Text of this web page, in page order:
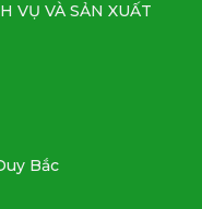
VỤ VÀ SẢN XUẤT
Bắc